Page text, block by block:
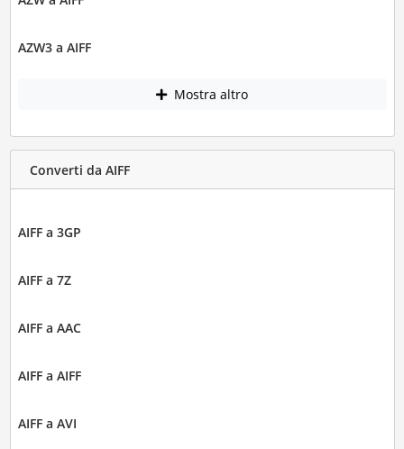
AZW3 a AIFF
Mostra altro
Converti da AIFF
AIFF a 3GP
AIFF a 7Z
AIFF a AAC
AIFF a AIFF
AIFF a AVI